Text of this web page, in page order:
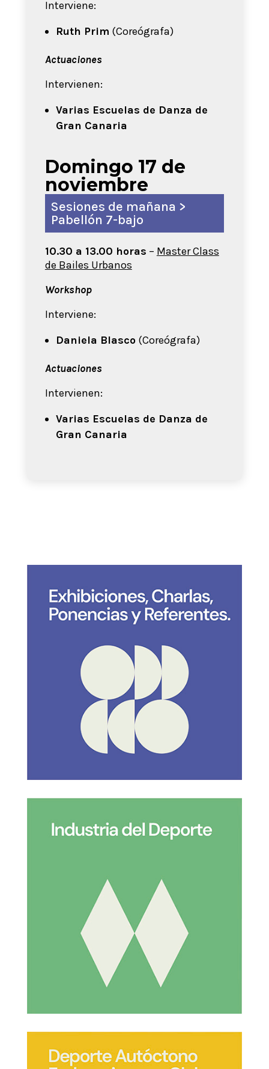
Interviene:
Ruth Prim (Coreógrafa)
Actuaciones
Intervienen:
Varias Escuelas de Danza de
Gran Canaria
Domingo 17 de
noviembre
Sesiones de mañana >
Pabellón 7-bajo
10.30 a 13.00 horas – Master Class
de Bailes Urbanos
Workshop
Interviene:
Daniela Blasco(Coreógrafa)
Actuaciones
Intervienen:
Varias Escuelas de Danza de
Gran Canaria